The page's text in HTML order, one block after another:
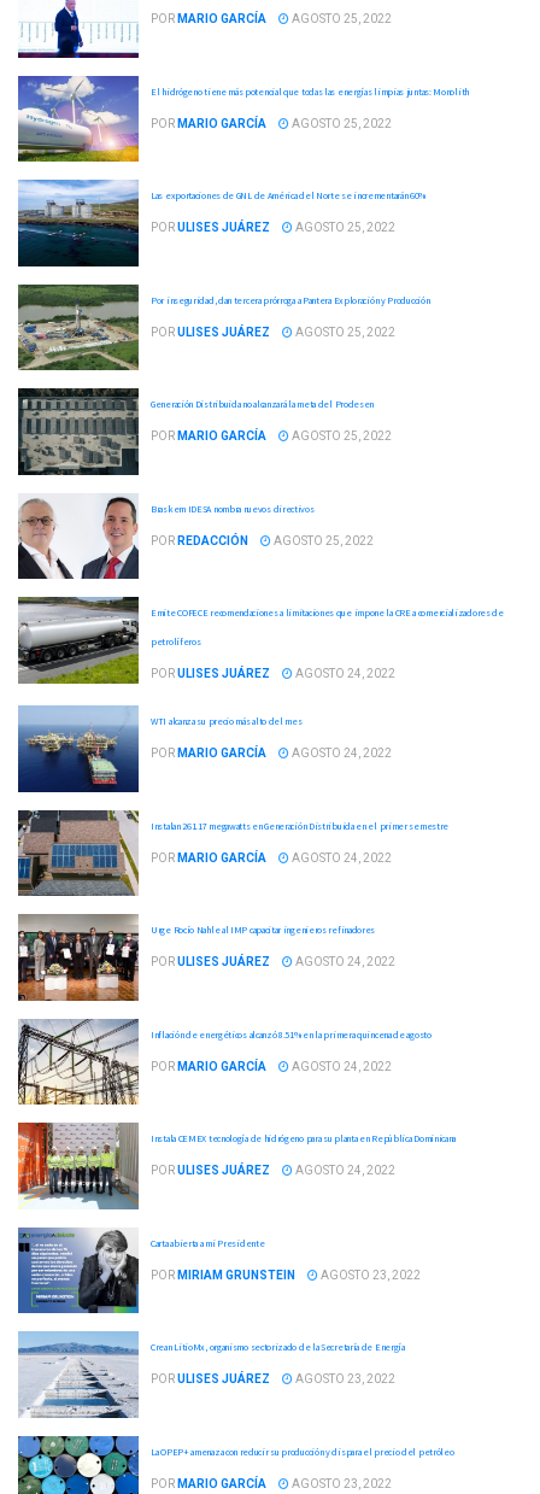
POR MARIO GARCÍA AGOSTO 25, 2022
El hidrógeno tiene más potencial que todas las energías limpias juntas: Monolith
POR MARIO GARCÍA AGOSTO 25, 2022
Las exportaciones de GNL de América del Norte se incrementarán 60%
PORULISES JUÁREZ AGOSTO 25, 2022
Por inseguridad, dan tercera prórroga a Pantera Exploración y Producción
PORULISES JUÁREZ AGOSTO 25, 2022
Generación Distribuida no alcanzará la meta del Prodesen
POR MARIO GARCÍA AGOSTO 25, 2022
Braskem IDESA nombra nuevos directivos
POR REDACCIÓN AGOSTO 25, 2022
Emite COFECE recomendaciones a limitaciones que impone la CRE a comercializadores de
petrolíferos
PORULISES JUÁREZ AGOSTO 24, 2022
WTI alcanza su precio más alto del mes
POR MARIO GARCÍA AGOSTO 24, 2022
Instalan 261.17 megawatts en Generación Distribuida en el primer semestre
POR MARIO GARCÍA AGOSTO 24, 2022
Urge Rocío Nahle al IMP capacitar ingenieros refinadores
PORULISES JUÁREZ AGOSTO 24, 2022
Inflación de energéticos alcanzó 8.51% en la primera quincena de agosto
POR MARIO GARCÍA AGOSTO 24, 2022
Instala CEMEX tecnología de hidrógeno para su planta en República Dominicana
PORULISES JUÁREZ AGOSTO 24, 2022
Carta abierta a mi Presidente
POR MIRIAM GRUNSTEIN AGOSTO 23, 2022
Crean LitioMx, organismo sectorizado de la Secretaría de Energía
PORULISES JUÁREZ AGOSTO 23, 2022
La OPEP+ amenaza con reducir su producción y dispara el precio del petróleo
POR MARIO GARCÍA AGOSTO 23, 2022